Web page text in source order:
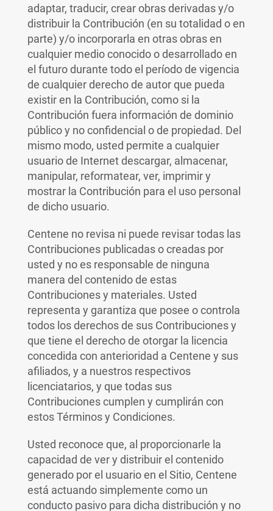
adaptar, traducir, crear obras derivadas y/o
distribuir la Contribución (en su totalidad o en
parte) y/o incorporarla en otras obras en
cualquier medio conocido o desarrollado en
el futuro durante todo el período de vigencia
de cualquier derecho de autor que pueda
existir en la Contribución, como si la
Contribución fuera información de dominio
público y no confidencial o de propiedad. Del
mismo modo, usted permite a cualquier
usuario de Internet descargar, almacenar,
manipular, reformatear, ver, imprimir y
mostrar la Contribución para el uso personal
de dicho usuario.
Centene no revisa ni puede revisar todas las
Contribuciones publicadas o creadas por
usted y no es responsable de ninguna
manera del contenido de estas
Contribuciones y materiales. Usted
representa y garantiza que posee o controla
todos los derechos de sus Contribuciones y
que tiene el derecho de otorgar la licencia
concedida con anterioridad a Centene y sus
afiliados, y a nuestros respectivos
licenciatarios, y que todas sus
Contribuciones cumplen y cumplirán con
estos Términos y Condiciones.
Usted reconoce que, al proporcionarle la
capacidad de ver y distribuir el contenido
generado por el usuario en el Sitio, Centene
está actuando simplemente como un
conducto pasivo para dicha distribución y no